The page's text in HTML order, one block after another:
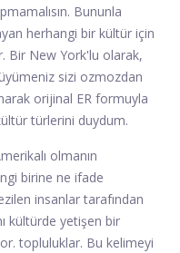
Bununla
herhangi bir kültür için
Bir New York'lu olarak,
sizi ozmozdan
orijinal ER formuyla
türlerini duydum.
olmanın
birine ne ifade
insanlar tarafından
kültürde yetişen bir
topluluklar. Bu kelimeyi